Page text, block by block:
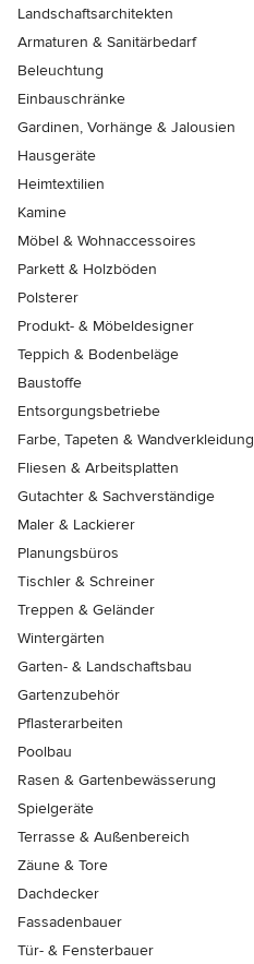
Landschaftsarchitekten
Armaturen & Sanitärbedarf
Beleuchtung
Einbauschränke
Gardinen, Vorhänge & Jalousien
Hausgeräte
Heimtextilien
Kamine
Möbel & Wohnaccessoires
Parkett & Holzböden
Polsterer
Produkt- & Möbeldesigner
Teppich & Bodenbeläge
Baustoffe
Entsorgungsbetriebe
Farbe, Tapeten & Wandverkleidung
Fliesen & Arbeitsplatten
Gutachter & Sachverständige
Maler & Lackierer
Planungsbüros
Tischler & Schreiner
Treppen & Geländer
Wintergärten
Garten- & Landschaftsbau
Gartenzubehör
Pflasterarbeiten
Poolbau
Rasen & Gartenbewässerung
Spielgeräte
Terrasse & Außenbereich
Zäune & Tore
Dachdecker
Fassadenbauer
Tür- & Fensterbauer